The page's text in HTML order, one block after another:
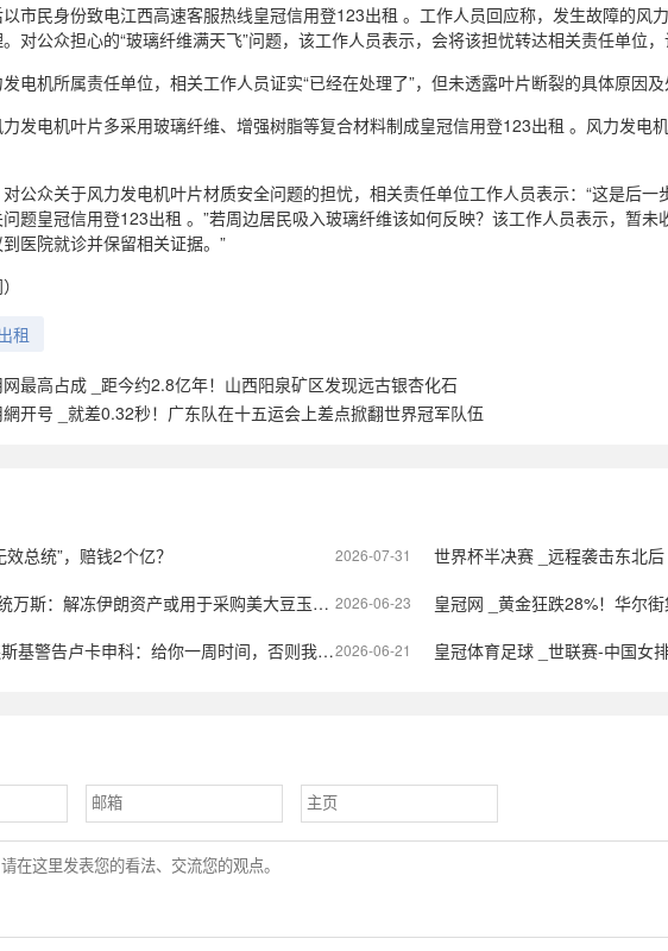
市民身份致电江西高速客服热线皇冠信用登123出租 。工作人员回应称，发生故障的风
对公众担心的“玻璃纤维满天飞”问题，该工作人员表示，会将该担忧转达相关责任单位，
电机所属责任单位，相关工作人员证实“已经在处理了”，但未透露叶片断裂的具体原因及
发电机叶片多采用玻璃纤维、增强树脂等复合材料制成皇冠信用登123出租 。风力发电
公众关于风力发电机叶片材质安全问题的担忧，相关责任单位工作人员表示：“这是后一
题皇冠信用登123出租 。”若周边居民吸入玻璃纤维该如何反映？该工作人员表示，暂
医院就诊并保留相关证据。”
租
最高占成 _距今约2.8亿年！山西阳泉矿区发现远古银杏化石
开号 _就差0.32秒！广东队在十五运会上差点掀翻世界冠军队伍
2026-07-31
总统”，赔钱2个亿？ 世界杯半决赛 _远程袭击东北后 “巴威”会在
2026-06-23
朗资产或用于采购美大豆玉米小麦，伊朗与核查人员对话或今日进行 皇冠网 _黄金狂跌28%！华尔
2026-06-21
警告卢卡申科：给你一周时间，否则我们自己动手 皇冠体育足球 _世联赛-中国女排3-0